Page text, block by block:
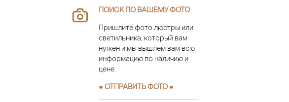
ПОИСК ПО ВАШЕМУ ФОТО
Пришлите фото люстры или
светильника, который вам
нужен и мы вышлем вам всю
информацию по наличию и
цене.
● ОТПРАВИТЬ ФОТО ●